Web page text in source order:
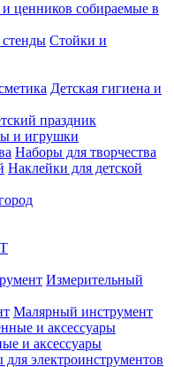
ценников собираемые в
Стойки и
Детская гигиена и
праздник
и игрушки
Наборы для творчества
Наклейки для детской
Измерительный
Малярный инструмент
и аксессуары